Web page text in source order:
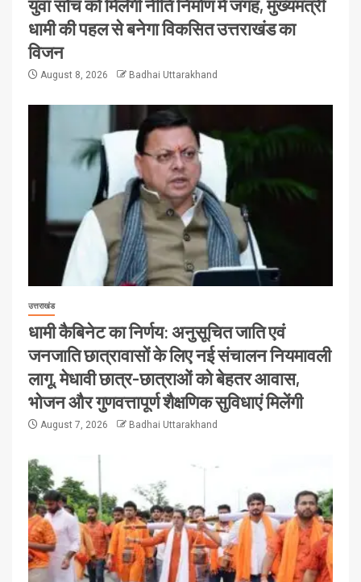
युवा सोच को मिलेगी नीति निर्माण में जगह, मुख्यमंत्री
धामी की पहल से बनेगा विकसित उत्तराखंड का
विजन
August 8, 2026 Badhai Uttarakhand
उत्तराखंड
धामी कैबिनेट का निर्णय: अनुसूचित जाति एवं
जनजाति छात्रावासों के लिए नई संचालन नियमावली
लागू, मेधावी छात्र-छात्राओं को बेहतर आवास,
भोजन और गुणवत्तापूर्ण शैक्षणिक सुविधाएं मिलेंगी
August 7, 2026 Badhai Uttarakhand